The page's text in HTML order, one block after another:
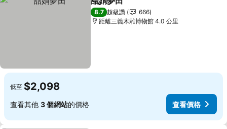
分享 加入我的最愛
8.7 超級讚
666
距離三義木雕博物館 4.0 公里
低至 $2,098
查看其他 3 個網站的價格 查看價格